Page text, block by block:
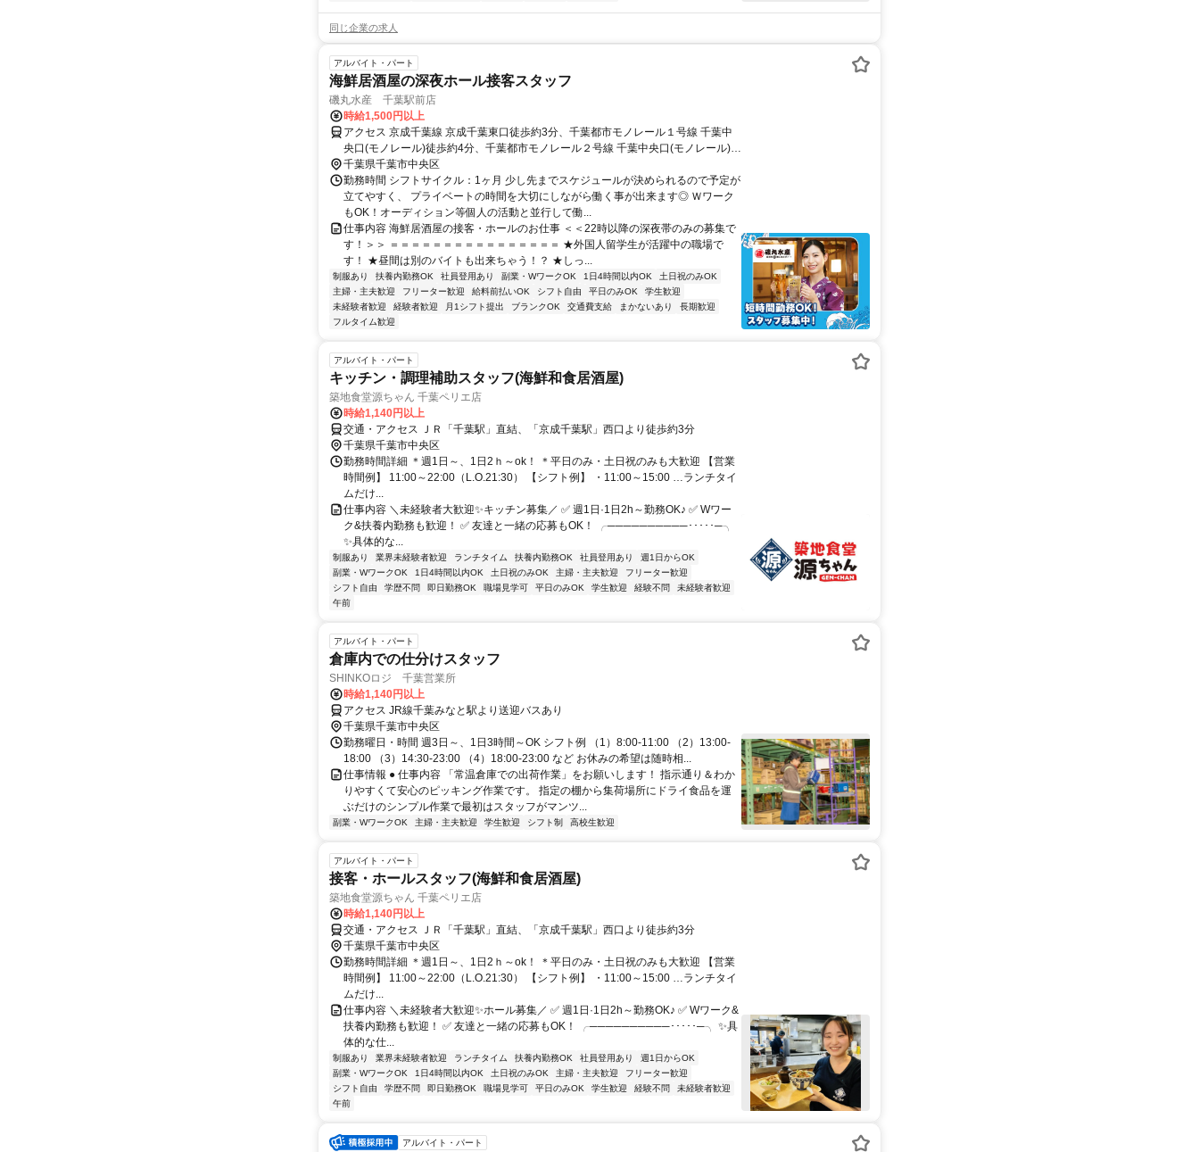
同じ企業の求人
アルバイト・パート
海鮮居酒屋の深夜ホール接客スタッフ
磯丸水産 千葉駅前店
時給1,500円以上
アクセス 京成千葉線 京成千葉東口徒歩約3分、千葉都市モノレール１号線 千葉中
央口(モノレール)徒歩約4分、千葉都市モノレール２号線 千葉中央口(モノレール)徒
歩約4分
千葉県千葉市中央区
勤務時間 シフトサイクル：1ヶ月 少し先までスケジュールが決められるので予定が
立てやすく、 プライベートの時間を大切にしながら働く事が出来ます◎ Ｗワーク
もOK！オーディション等個人の活動と並行して働...
仕事内容 海鮮居酒屋の接客・ホールのお仕事 ＜＜22時以降の深夜帯のみの募集で
す！＞＞ ＝＝＝＝＝＝＝＝＝＝＝＝＝＝＝＝ ★外国人留学生が活躍中の職場で
す！ ★昼間は別のバイトも出来ちゃう！？ ★しっ...
制服あり 扶養内勤務OK 社員登用あり 副業・WワークOK 1日4時間以内OK
土日祝のみOK
主婦・主夫歓迎
フリーター歓迎 給料前払いOK シフト自由 平日のみOK
学生歓迎
未経験者歓迎
経験者歓迎 月1シフト提出 ブランクOK 交通費支給 まかないあり
長期歓迎
フルタイム歓迎
アルバイト・パート
キッチン・調理補助スタッフ(海鮮和食居酒屋)
築地食堂源ちゃん 千葉ペリエ店
時給1,140円以上
交通・アクセス ＪＲ「千葉駅」直結、「京成千葉駅」西口より徒歩約3分
千葉県千葉市中央区
勤務時間詳細 ＊週1日～、1日2ｈ～ok！ ＊平日のみ・土日祝のみも大歓迎 【営業
時間例】 11:00～22:00（L.O.21:30） 【シフト例】 ・11:00～15:00 …ランチタイ
ムだけ...
仕事内容 ＼未経験者大歓迎✨キッチン募集／ ✅ 週1日·1日2h～勤務OK♪ ✅ Wワー
ク&扶養内勤務も歓迎！ ✅ 友達と一緒の応募もOK！ ╭──────────･････─╮
✨具体的な...
制服あり 業界未経験者歓迎 ランチタイム 扶養内勤務OK 社員登用あり
週1日からOK
副業・WワークOK
1日4時間以内OK 土日祝のみOK 主婦・主夫歓迎
フリーター歓迎
シフト自由
学歴不問 即日勤務OK 職場見学可 平日のみOK 学生歓迎 経験不問
未経験者歓迎
午前
アルバイト・パート
倉庫内での仕分けスタッフ
SHINKOロジ 千葉営業所
時給1,140円以上
アクセス JR線千葉みなと駅より送迎バスあり
千葉県千葉市中央区
勤務曜日・時間 週3日～、1日3時間～OK シフト例 （1）8:00-11:00 （2）13:00-
18:00 （3）14:30-23:00 （4）18:00-23:00 など お休みの希望は随時相...
仕事情報 ● 仕事内容 「常温倉庫での出荷作業」をお願いします！ 指示通り＆わか
りやすくて安心のピッキング作業です。 指定の棚から集荷場所にドライ食品を運
ぶだけのシンプル作業で最初はスタッフがマンツ...
副業・WワークOK 主婦・主夫歓迎 学生歓迎 シフト制 高校生歓迎
アルバイト・パート
接客・ホールスタッフ(海鮮和食居酒屋)
築地食堂源ちゃん 千葉ペリエ店
時給1,140円以上
交通・アクセス ＪＲ「千葉駅」直結、「京成千葉駅」西口より徒歩約3分
千葉県千葉市中央区
勤務時間詳細 ＊週1日～、1日2ｈ～ok！ ＊平日のみ・土日祝のみも大歓迎 【営業
時間例】 11:00～22:00（L.O.21:30） 【シフト例】 ・11:00～15:00 …ランチタイ
ムだけ...
仕事内容 ＼未経験者大歓迎✨ホール募集／ ✅ 週1日·1日2h～勤務OK♪ ✅ Wワーク&
扶養内勤務も歓迎！ ✅ 友達と一緒の応募もOK！ ╭──────────･････─╮ ✨具
体的な仕...
制服あり 業界未経験者歓迎 ランチタイム 扶養内勤務OK 社員登用あり
週1日からOK
副業・WワークOK
1日4時間以内OK 土日祝のみOK 主婦・主夫歓迎
フリーター歓迎
シフト自由
学歴不問 即日勤務OK 職場見学可 平日のみOK 学生歓迎 経験不問
未経験者歓迎
午前
アルバイト・パート